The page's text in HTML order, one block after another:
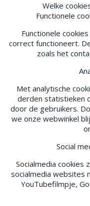
Welke
Functionele
Functionele
correct functioneert.
zoals het
Met analytische
derden statistieken
door de gebruikers.
we onze webwinkel
Social
Socialmedia cookies
socialmedia websites
YouTubefilmpje,